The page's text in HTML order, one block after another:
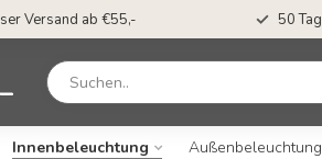
Versand ab €55,- 50
Innenbeleuchtung Außenbeleuchtung